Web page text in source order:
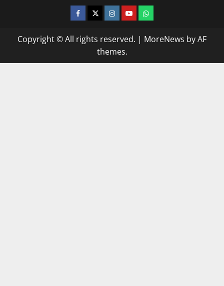
facebooktwitterinstagram.com
youtubewhatsapp
Copyright © All rights reserved. | MoreNews by AF
themes.